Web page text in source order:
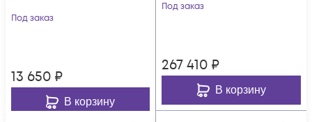
Под заказ
13 650 ₽
В корзину
Под заказ
267 410 ₽
В корзину